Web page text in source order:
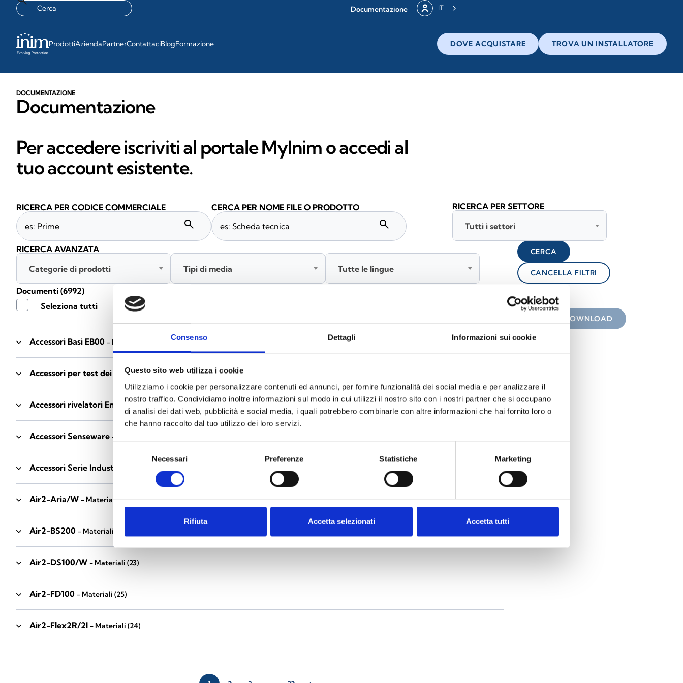
Consenso Dettagli Informazioni sui cookie
Questo sito web utilizza i cookie
Utilizziamo i cookie per personalizzare contenuti ed annunci, per fornire funzionalità dei social media e per analizzare il
nostro traffico. Condividiamo inoltre informazioni sul modo in cui utilizzi il nostro sito con i nostri partner che si occupano
di analisi dei dati web, pubblicità e social media, i quali potrebbero combinarle con altre informazioni che hai fornito loro o
che hanno raccolto dal tuo utilizzo dei loro servizi.
consenso
Necessari Preferenze Statistiche Marketing
Rifiuta Accetta selezionati Accetta tutti
Documentazione IT
ProdottiAziendaPartnerContattaciBlogFormazione DOVE ACQUISTARE TROVA UN INSTALLATORE
DOCUMENTAZIONE
Documentazione
Per accedere iscriviti al portale MyInim o accedi al
tuo account esistente.
Accessori Basi EB00 - Materiali
Accessori per test dei rivelatori - Materiali(6)
Accessori rivelatori Enea - Materiali(35)
Accessori Senseware - Materiali
Accessori Serie Industrial
Air2-Aria/W - Materiali(23)
Air2-BS200 - Materiali
Air2-DS100/W - Materiali (23)
Air2-FD100 - Materiali (25)
Air2-Flex2R/2I - Materiali (24)
Documenti (6992)
Seleziona tutti
DOWNLOAD
RICERCA PER CODICE COMMERCIALE
search
CERCA PER NOME FILE O PRODOTTO
search
RICERCA PER SETTORE
Tutti i settori
RICERCA AVANZATA
Categorie di prodotti
Tipi di media Tutte le lingue
CERCA
CANCELLA FILTRI